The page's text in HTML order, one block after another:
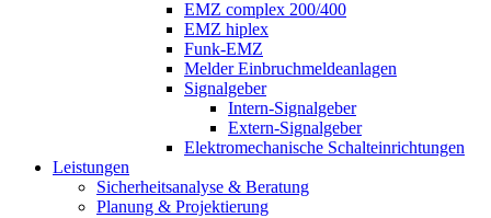
EMZ complex 200/400
EMZ hiplex
Funk-EMZ
Melder Einbruchmeldeanlagen
Signalgeber
Intern-Signalgeber
Extern-Signalgeber
Elektromechanische Schalteinrichtungen
Leistungen
Sicherheitsanalyse & Beratung
Planung & Projektierung​